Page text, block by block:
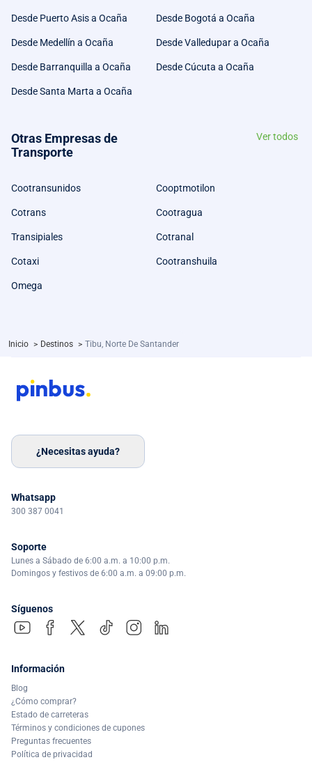
Desde Puerto Asis a Ocaña Desde Bogotá a Ocaña
Desde Medellín a Ocaña Desde Valledupar a Ocaña
Desde Barranquilla a Ocaña Desde Cúcuta a Ocaña
Desde Santa Marta a Ocaña
Otras Empresas de
Transporte
Ver todos
Cootransunidos Cooptmotilon
Cotrans Cootragua
Transipiales Cotranal
Cotaxi Cootranshuila
Omega
Inicio > Destinos > Tibu, Norte De Santander
¿Necesitas ayuda?
Whatsapp
300 387 0041
Soporte
Lunes a Sábado de 6:00 a.m. a 10:00 p.m.
Domingos y festivos de 6:00 a.m. a 09:00 p.m.
Síguenos
Información
Blog
¿Cómo comprar?
Estado de carreteras
Términos y condiciones de cupones
Preguntas frecuentes
Política de privacidad